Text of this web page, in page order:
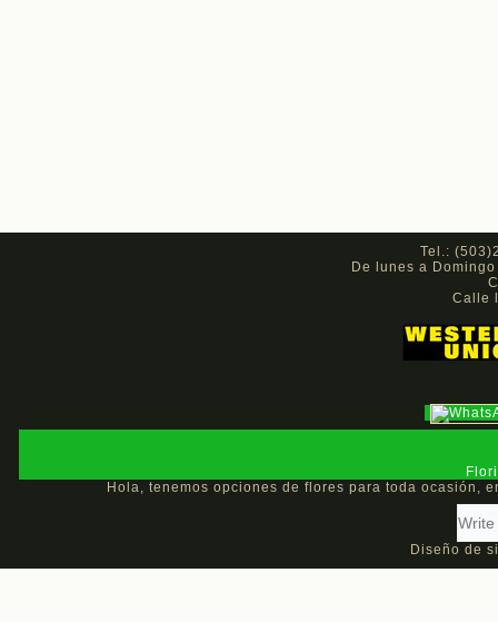
Tel.:
De lunes a
Calle
Hola, tenemos opciones de flores para toda ocasión,
Diseño de